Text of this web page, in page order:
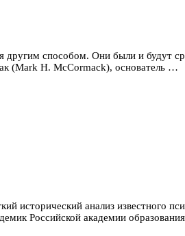
способом. Они были и будут
(Mark H. McCormack), основатель …
исторический анализ известного
Российской академии